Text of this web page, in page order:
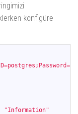
konfigüre
"Information"